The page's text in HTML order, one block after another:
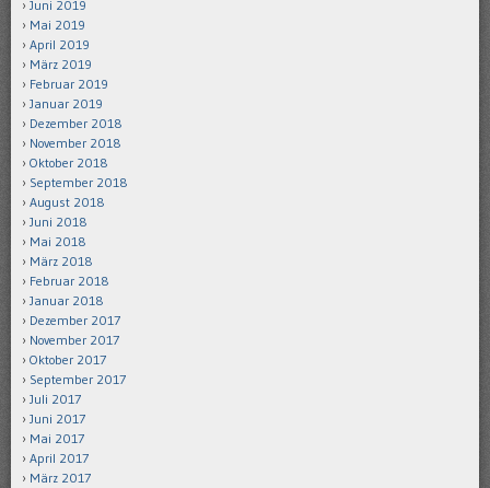
Juni 2019
Mai 2019
April 2019
März 2019
Februar 2019
Januar 2019
Dezember 2018
November 2018
Oktober 2018
September 2018
August 2018
Juni 2018
Mai 2018
März 2018
Februar 2018
Januar 2018
Dezember 2017
November 2017
Oktober 2017
September 2017
Juli 2017
Juni 2017
Mai 2017
April 2017
März 2017